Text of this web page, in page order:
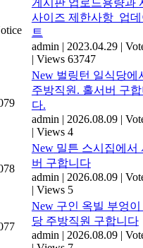
사이즈 제한사항_업데
트
admin | 2023.04.29 |
| Views 63747
New벌링턴 일식당에
주방직원. 홀서버 구합
다.
admin | 2026.08.09 |
| Views 4
New밀튼 스시집에서
버 구합니다
admin | 2026.08.09 |
| Views 5
New구인 옥빌 부엉이
당 주방직원 구합니다
admin | 2026.08.09 |